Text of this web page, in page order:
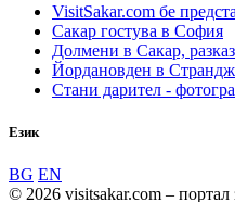
VisitSakar.com бе
Сакар гостува в София
Долмени в Сакар,
Йордановден в
Стани дарител -
Език
BG EN
© 2026 visitsakar.com –